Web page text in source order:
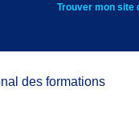
Trouver mon site